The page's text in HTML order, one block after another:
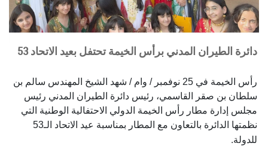
دائرة الطيران المدني برأس الخيمة تحتفل بعيد الاتحاد 53
رأس الخيمة في 25 نوفمبر / وام / شهد الشيخ المهندس سالم بن
سلطان بن صقر القاسمي، رئيس دائرة الطيران المدني رئيس
مجلس إدارة مطار رأس الخيمة الدولي الاحتفالية الوطنية التي
نظمتها الدائرة بالتعاون مع المطار بمناسبة عيد الاتحاد الـ53
للدولة.